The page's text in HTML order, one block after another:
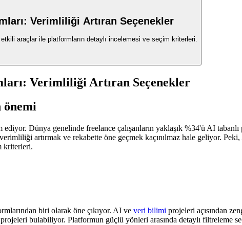
Verimliliği Artıran Seçenekler
araçlar ile platformların detaylı incelemesi ve seçim kriterleri.
Verimliliği Artıran Seçenekler
önemi
ediyor. Dünya genelinde freelance çalışanların yaklaşık %34'ü AI
artırmak ve rekabette öne geçmek kaçınılmaz hale geliyor.
kriterleri.
biri olarak öne çıkıyor. AI ve veri bilimi projeleri açısından
projeleri bulabiliyor. Platformun güçlü yönleri arasında detaylı filtreleme